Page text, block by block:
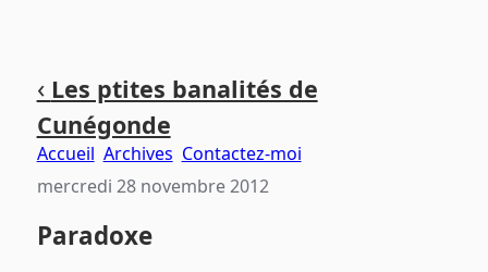
contenu
principal
menu
principal
‹ Les ptites banalités de
Cunégonde
Accueil Archives Contactez-moi
mercredi 28 novembre 2012
Paradoxe